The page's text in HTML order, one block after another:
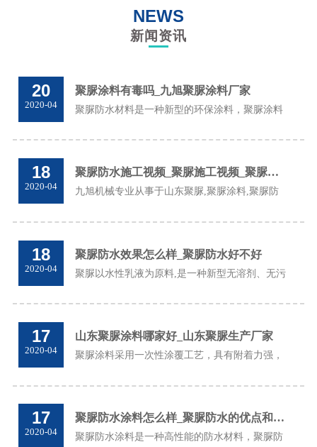
NEWS
新闻资讯
20
2020-04
聚脲涂料有毒吗_九旭聚脲涂料厂家
聚脲防水材料是一种新型的环保涂料，聚脲涂料
涂膜固化快，50秒成膜可以行走，大大缩短工
18
2020-04
聚脲防水施工视频_聚脲施工视频_聚脲施工视频大全
九旭机械专业从事于山东聚脲,聚脲涂料,聚脲防
更多聚脲施工视频知识、聚脲施工资讯......
18
2020-04
聚脲防水效果怎么样_聚脲防水好不好
聚脲以水性乳液为原料,是一种新型无溶剂、无污
身的特性和施工手法决定，使用九旭聚脲防水喷
17
2020-04
山东聚脲涂料哪家好_山东聚脲生产厂家
聚脲涂料采用一次性涂覆工艺，具有附着力强，
济南九旭作为山东聚脲生产厂家集研发、生产、
聚...
17
2020-04
聚脲防水涂料怎么样_聚脲防水的优点和缺点
聚脲防水涂料是一种高性能的防水材料，聚脲防